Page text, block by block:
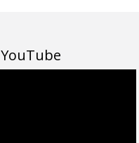
YouTube